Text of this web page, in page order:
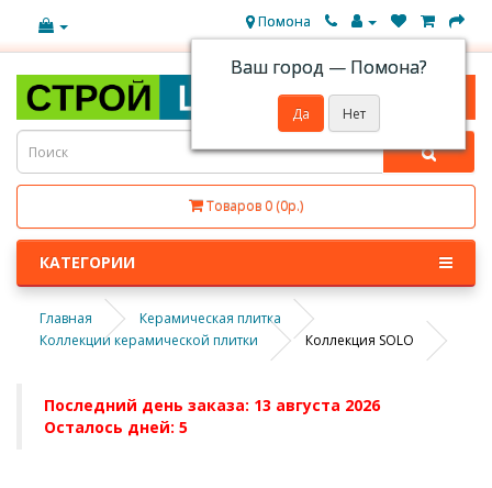
Помона
Ваш город — Помона?
Товаров 0 (0р.)
КАТЕГОРИИ
Главная
Керамическая плитка
Коллекции керамической плитки
Коллекция SOLO
Последний день заказа: 13 августа 2026
Осталось дней: 5